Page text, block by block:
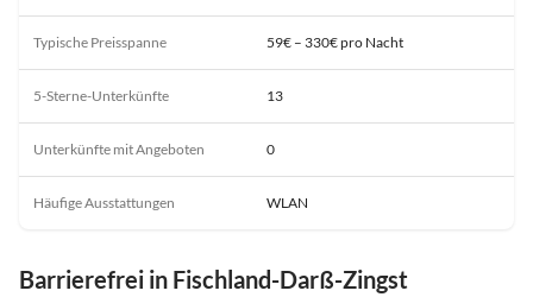
Typische Preisspanne 59€ – 330€ pro Nacht
5-Sterne-Unterkünfte 13
Unterkünfte mit Angeboten 0
Häufige Ausstattungen WLAN
Barrierefrei in Fischland-Darß-Zingst